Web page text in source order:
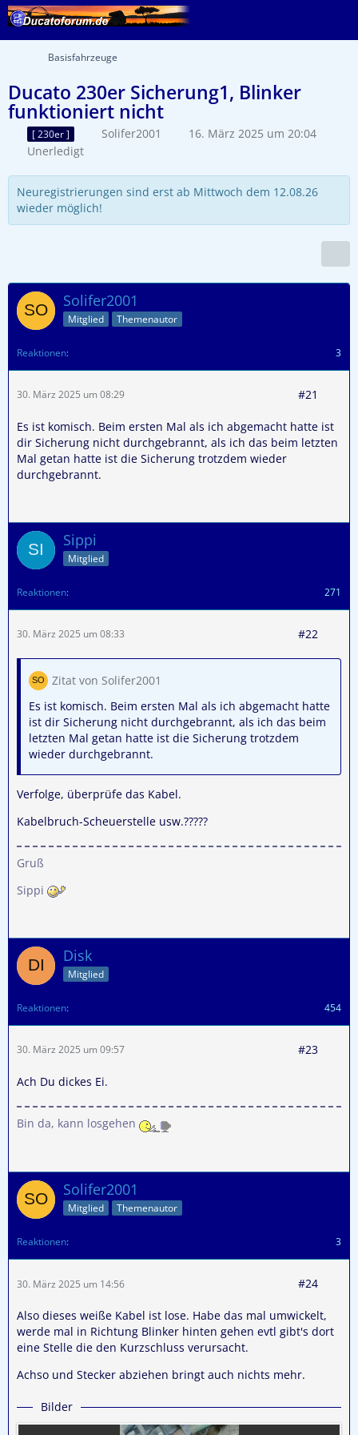
Basisfahrzeuge
Ducato 230er Sicherung1, Blinker
funktioniert nicht
[ 230er ] Solifer2001
16. März 2025 um 20:04
Unerledigt
Neuregistrierungen sind erst ab Mittwoch dem 12.08.26
wieder möglich!
Solifer2001
Mitglied Themenautor
Reaktionen 3
30. März 2025 um 08:29 #21
Es ist komisch. Beim ersten Mal als ich abgemacht hatte ist
dir Sicherung nicht durchgebrannt, als ich das beim letzten
Mal getan hatte ist die Sicherung trotzdem wieder
durchgebrannt.
Sippi
Mitglied
Reaktionen 271
30. März 2025 um 08:33 #22
Zitat von Solifer2001
Es ist komisch. Beim ersten Mal als ich abgemacht hatte
ist dir Sicherung nicht durchgebrannt, als ich das beim
letzten Mal getan hatte ist die Sicherung trotzdem
wieder durchgebrannt.
Verfolge, überprüfe das Kabel.
Kabelbruch-Scheuerstelle usw.?????
Gruß
Sippi
Disk
Mitglied
Reaktionen 454
30. März 2025 um 09:57 #23
Ach Du dickes Ei.
Bin da, kann losgehen
Solifer2001
Mitglied Themenautor
Reaktionen 3
30. März 2025 um 14:56 #24
Also dieses weiße Kabel ist lose. Habe das mal umwickelt,
werde mal in Richtung Blinker hinten gehen evtl gibt's dort
eine Stelle die den Kurzschluss verursacht.
Achso und Stecker abziehen bringt auch nichts mehr.
Bilder